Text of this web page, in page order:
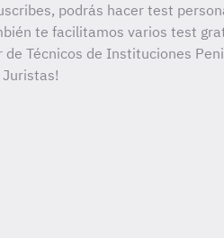
podrás hacer test
te facilitamos varios test
de Técnicos de Instituciones